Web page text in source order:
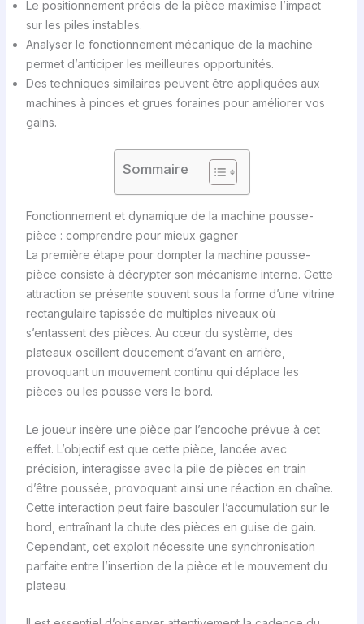
Le positionnement précis de la pièce maximise l’impact
sur les piles instables.
Analyser le fonctionnement mécanique de la machine
permet d’anticiper les meilleures opportunités.
Des techniques similaires peuvent être appliquées aux
machines à pinces et grues foraines pour améliorer vos
gains.
Sommaire
Fonctionnement et dynamique de la machine pousse-
pièce : comprendre pour mieux gagner
La première étape pour dompter la machine pousse-
pièce consiste à décrypter son mécanisme interne. Cette
attraction se présente souvent sous la forme d’une vitrine
rectangulaire tapissée de multiples niveaux où
s’entassent des pièces. Au cœur du système, des
plateaux oscillent doucement d’avant en arrière,
provoquant un mouvement continu qui déplace les
pièces ou les pousse vers le bord.
Le joueur insère une pièce par l’encoche prévue à cet
effet. L’objectif est que cette pièce, lancée avec
précision, interagisse avec la pile de pièces en train
d’être poussée, provoquant ainsi une réaction en chaîne.
Cette interaction peut faire basculer l’accumulation sur le
bord, entraînant la chute des pièces en guise de gain.
Cependant, cet exploit nécessite une synchronisation
parfaite entre l’insertion de la pièce et le mouvement du
plateau.